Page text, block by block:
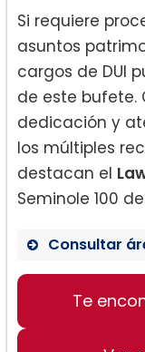
Si requiere
asuntos
cargos de DUI
de este bufete.
dedicación y
los múltiples
destacan el
Seminole 100
Consultar
Ley
Te